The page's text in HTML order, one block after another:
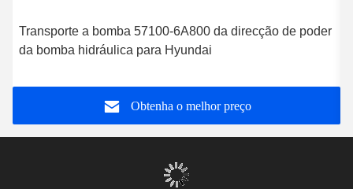
Transporte a bomba 57100-6A800 da direcção de poder
da bomba hidráulica para Hyundai
Obtenha o melhor preço